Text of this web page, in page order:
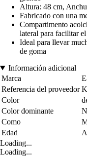
Altura: 48 cm,
Fabricado con una
Compartimento
lateral para facilitar el
Ideal para llevar
de goma
Información adicional
Marca
Referencia del proveedor
Color
Color dominante
Como
Edad
Loading...
Loading...